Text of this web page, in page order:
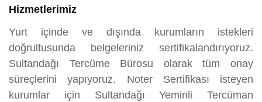
Hizmetlerimiz
Yurt içinde ve dışında kurumların istekleri
doğrultusunda belgeleriniz sertifikalandırıyoruz.
Sultandağı Tercüme Bürosu olarak tüm onay
süreçlerini yapıyoruz. Noter Sertifikası isteyen
kurumlar için Sultandağı Yeminli Tercüman